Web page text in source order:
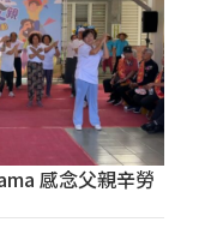
感念父親辛勞